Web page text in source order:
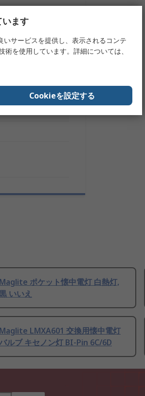
Maglite ポケット懐中電灯 白熱灯,
いいえ
Maglite LMXA601 交換用懐中電灯
ルブ キセノン灯 BI-Pin 6C/6D
ます
サービスを提供し、表示されるコンテ
を使用しています。詳細については、
Cookieを設定する